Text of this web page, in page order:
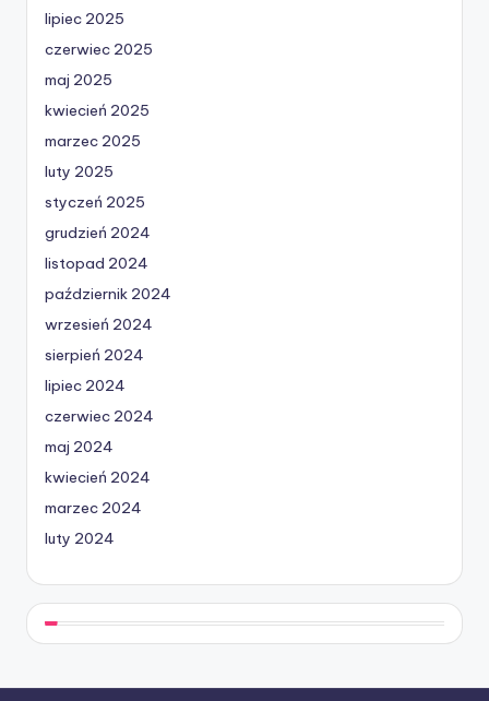
lipiec 2025
czerwiec 2025
maj 2025
kwiecień 2025
marzec 2025
luty 2025
styczeń 2025
grudzień 2024
listopad 2024
październik 2024
wrzesień 2024
sierpień 2024
lipiec 2024
czerwiec 2024
maj 2024
kwiecień 2024
marzec 2024
luty 2024